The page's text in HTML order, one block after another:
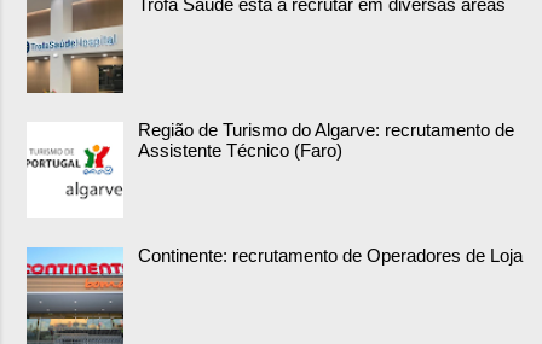
Trofa Saúde está a recrutar em diversas áreas
Região de Turismo do Algarve: recrutamento de
Assistente Técnico (Faro)
Continente: recrutamento de Operadores de Loja